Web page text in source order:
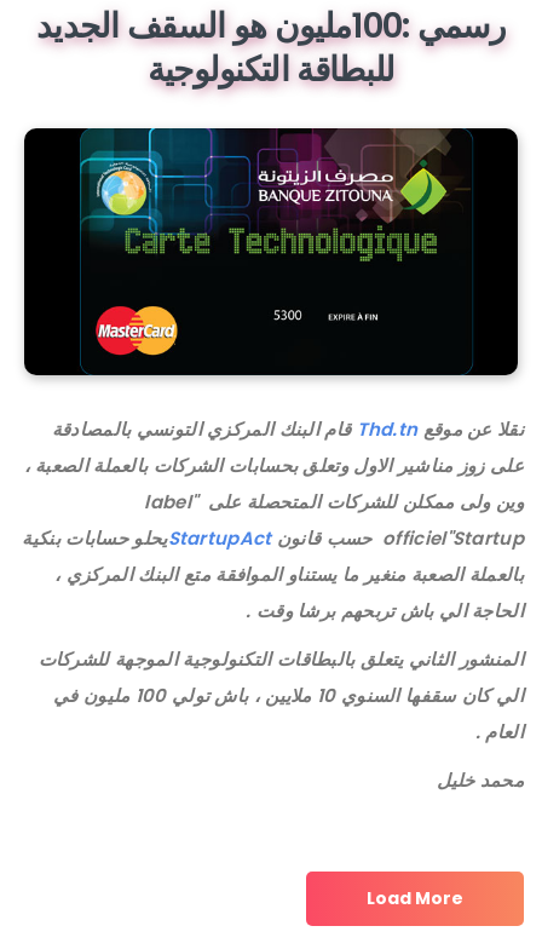
رسمي :100مليون هو السقف الجديد
للبطاقة التكنولوجية
نقلا عن موقعThd.tn قام البنك المركزي التونسي بالمصادقة
على زوز مناشير الاول وتعلق بحسابات الشركات بالعملة الصعبة ،
وين ولى ممكلن للشركات المتحصلة على "label
officiel"Startup حسب قانون
StartupAct
يحلو حسابات بنكية
بالعملة الصعبة منغير ما يستناو الموافقة متع البنك المركزي ،
الحاجة الي باش تربحهم برشا وقت .
المنشور الثاني يتعلق بالبطاقات التكنولوجية الموجهة للشركات
الي كان سقفها السنوي 10 ملايين ، باش تولي 100 مليون في
العام .
محمد خليل
Load More